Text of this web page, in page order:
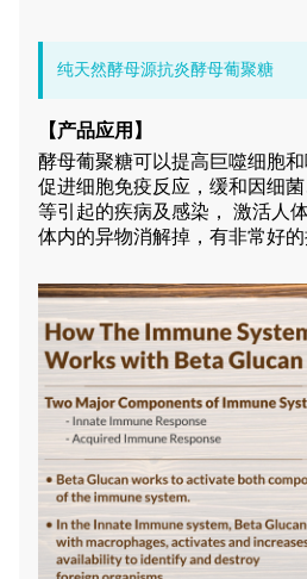
纯天然酵母源抗炎酵母葡聚糖
【产品应用】
酵母葡聚糖可以提高巨噬细胞
促进细胞免疫反应，缓和因细
等引起的疾病及感染，
激活人
体内的异物消解掉，有非常好的